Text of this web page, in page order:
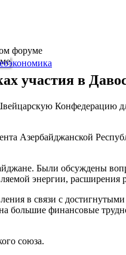
форуме
участия в
Конфедерацию
Азербайджанской
Были обсуждены
энергии, расширения
в связи с
большие финансовые
союза.